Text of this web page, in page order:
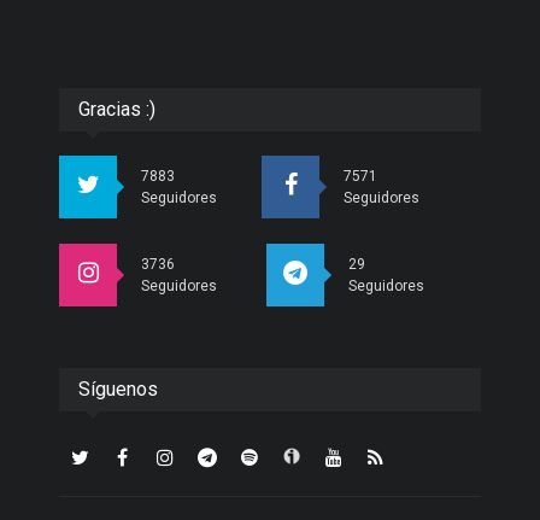
Gracias :)
7883
Seguidores
7571
Seguidores
3736
Seguidores
29
Seguidores
Síguenos